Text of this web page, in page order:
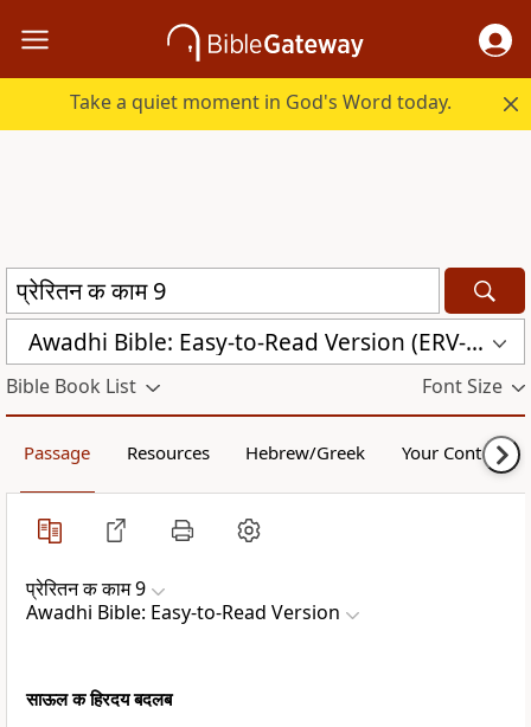
Take a quiet moment in God's Word today.
Awadhi Bible: Easy-to-Read Version (ERV-AWA)
Bible Book List Font Size
Passage Resources Hebrew/Greek Your Content
प्रेरितन क काम 9
Awadhi Bible: Easy-to-Read Version
साऊल क हिरदय बदलब